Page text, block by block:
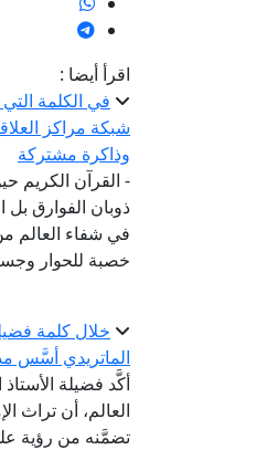
اقرأ أيضا :
في الكلمة
شبكة مراكز
وذاكرة مشتركة
- القرآن الكريم
ذوبان الفوارق بل
في شفاء العالم
خصبة للحوار
خلال كلمة
الماتريدي أسَّس
أكَّد فضيلة
العالم، أن تراث
تضمَّنه من رؤية